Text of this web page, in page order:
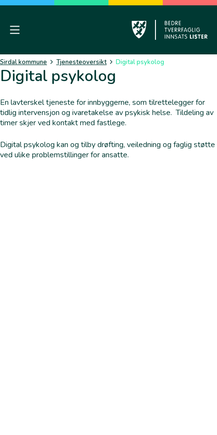
Skip
contentMobile Menu
Sirdal
Sirdal kommune Tjenesteoversikt Digital psykolog
Digital psykolog
En lavterskel tjeneste for innbyggerne, som tilrettelegger for
tidlig intervensjon og ivaretakelse av psykisk helse. Tildeling av
timer skjer ved kontakt med fastlege.
Digital psykolog kan og tilby drøfting, veiledning og faglig støtte
ved ulike problemstillinger for ansatte.